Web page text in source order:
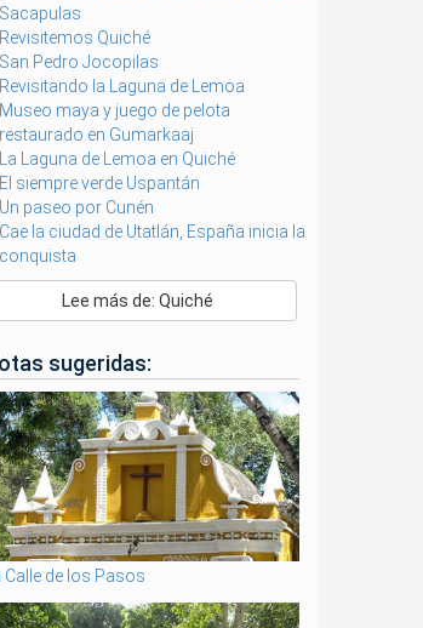
Sacapulas
Revisitemos Quiché
San Pedro Jocopilas
Revisitando la Laguna de Lemoa
Museo maya y juego de pelota
restaurado en Gumarkaaj
La Laguna de Lemoa en Quiché
El siempre verde Uspantán
Un paseo por Cunén
Cae la ciudad de Utatlán, España inicia la
conquista
Lee más de: Quiché
sugeridas:
Calle de los Pasos